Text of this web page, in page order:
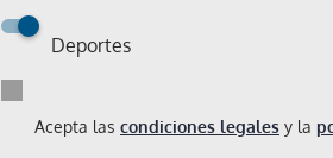
Deportes
Acepta las condiciones legales y la